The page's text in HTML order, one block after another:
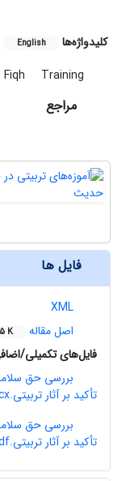
کلیدواژه‌ها English
Fiqh Training
مراجع
فایل ها
XML
اصل مقاله
K
فایل‌های تکمیلی/
بررسی حق
تأکید بر آثار تربیتی.docx
بررسی حق
تأکید بر آثار تربیتی.pdf